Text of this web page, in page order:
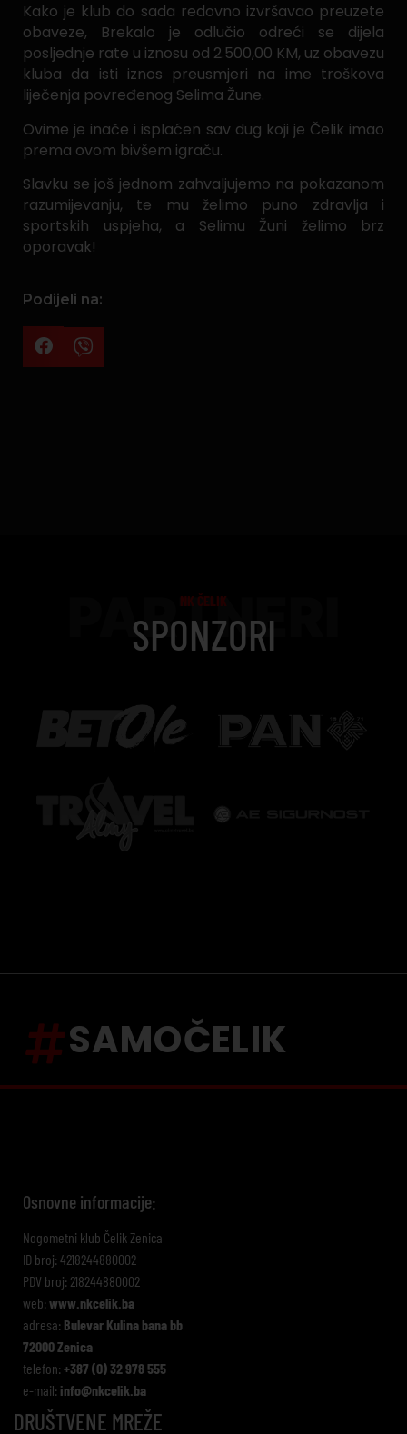
Kako je klub do sada redovno izvršavao preuzete
obaveze, Brekalo je odlučio odreći se dijela
posljednje rate u iznosu od 2.500,00 KM, uz obavezu
kluba da isti iznos preusmjeri na ime troškova
liječenja povređenog Selima Žune.
Ovime je inače i isplaćen sav dug koji je Čelik imao
prema ovom bivšem igraču.
Slavku se još jednom zahvaljujemo na pokazanom
razumijevanju, te mu želimo puno zdravlja i
sportskih uspjeha, a Selimu Žuni želimo brz
oporavak!
Podijeli na:
PARTNERI
NK ČELIK
SPONZORI
SAMOČELIK
Osnovne informacije:
Nogometni klub Čelik Zenica
ID broj: 4218244880002
PDV broj: 218244880002
web: www.nkcelik.ba
adresa: Bulevar Kulina bana bb
72000 Zenica
telefon: +387 (0) 32 978 555
e-mail: info@nkcelik.ba
DRUŠTVENE MREŽE